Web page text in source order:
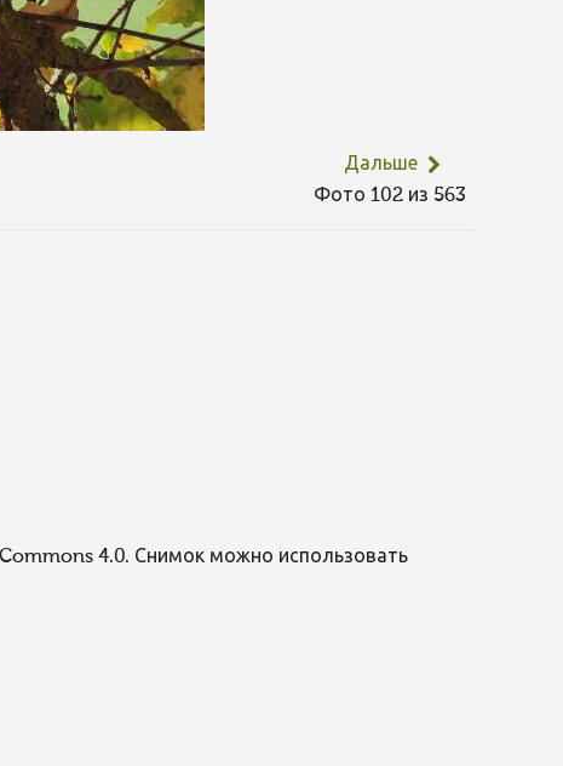
Дальше
Фото 102 из 563
4.0. Снимок можно использовать